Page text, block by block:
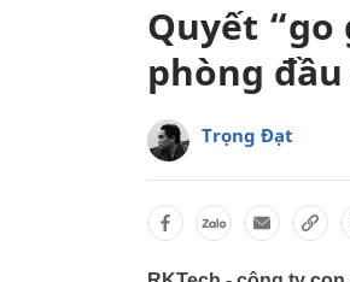
Quyết
phòng
Trọng Đạt